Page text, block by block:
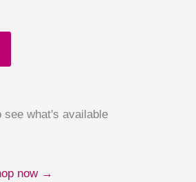
see what's available
now →